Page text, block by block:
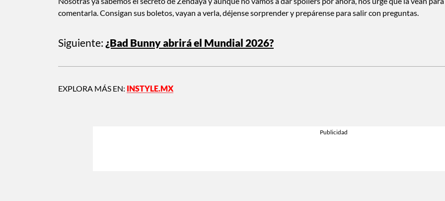
comentarla. Consigan sus boletos, vayan a verla, déjense sorprender y prepárense para salir con preguntas.
Siguiente: ¿Bad Bunny abrirá el Mundial 2026?
EXPLORA MÁS EN: INSTYLE.MX